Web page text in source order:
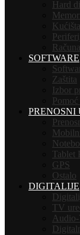
Hard
SOFTWARE
Zaštita
Izbor
PRENOSNI
Tablet
GPS
Ostalo
DIGITALIJE
TV